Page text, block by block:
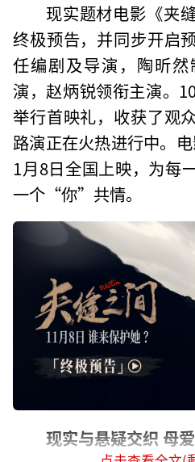
现实题材电影《夹
终极预告，并同步开启
任编剧及导演，陶昕
演，赵炳锐领衔主演。
举行首映礼，收获了观
路演正在火热进行中。
1月8日全国上映，为
一个“你”共情。
现实与悬疑交织 母